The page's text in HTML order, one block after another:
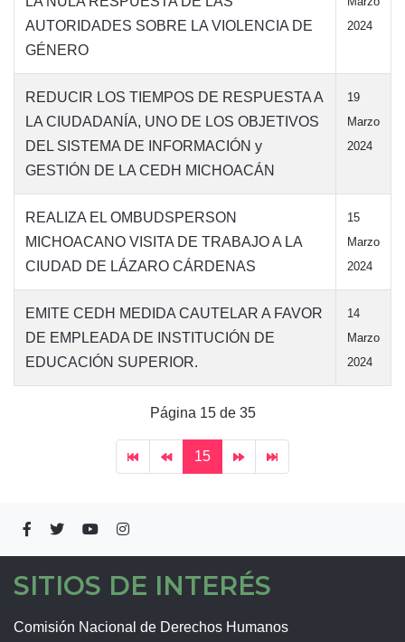
AUTORIDADES SOBRE LA VIOLENCIA DE
GÉNERO
2024
REDUCIR LOS TIEMPOS DE RESPUESTA A
LA CIUDADANÍA, UNO DE LOS OBJETIVOS
DEL SISTEMA DE INFORMACIÓN y
GESTIÓN DE LA CEDH MICHOACÁN
19
Marzo
2024
REALIZA EL OMBUDSPERSON
MICHOACANO VISITA DE TRABAJO A LA
CIUDAD DE LÁZARO CÁRDENAS
15
Marzo
2024
EMITE CEDH MEDIDA CAUTELAR A FAVOR
DE EMPLEADA DE INSTITUCIÓN DE
EDUCACIÓN SUPERIOR.
14
Marzo
2024
Página 15 de 35
15
SITIOS DE INTERÉS
Comisión Nacional de Derechos Humanos